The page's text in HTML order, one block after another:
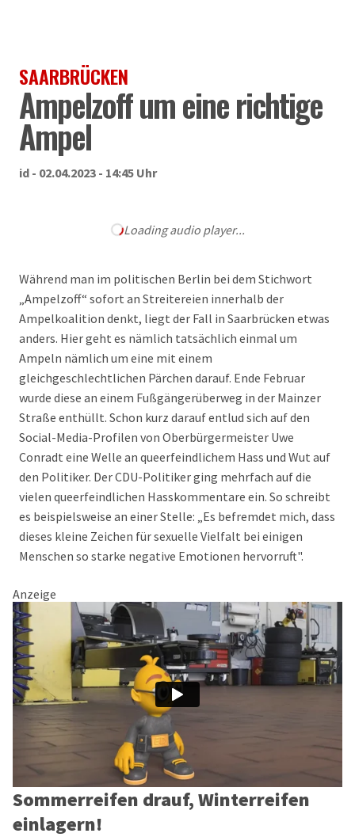
SAARBRÜCKEN
Ampelzoff um eine richtige
Ampel
id - 02.04.2023 - 14:45 Uhr
Loading audio player...
Während man im politischen Berlin bei dem Stichwort
„Ampelzoff“ sofort an Streitereien innerhalb der
Ampelkoalition denkt, liegt der Fall in Saarbrücken etwas
anders. Hier geht es nämlich tatsächlich einmal um
Ampeln nämlich um eine mit einem
gleichgeschlechtlichen Pärchen darauf. Ende Februar
wurde diese an einem Fußgängerüberweg in der Mainzer
Straße enthüllt. Schon kurz darauf entlud sich auf den
Social-Media-Profilen von Oberbürgermeister Uwe
Conradt eine Welle an queer­feindlichem Hass und Wut auf
den Politiker. Der CDU-Politiker ging mehrfach auf die
vielen queerfeindlichen Hasskommentare ein. So schreibt
es beispielsweise an einer Stelle: „Es befremdet mich, dass
dieses kleine Zeichen für sexuelle Vielfalt bei einigen
Menschen so starke negative Emotionen hervorruft".
Anzeige
Sommerreifen drauf, Winterreifen
einlagern!